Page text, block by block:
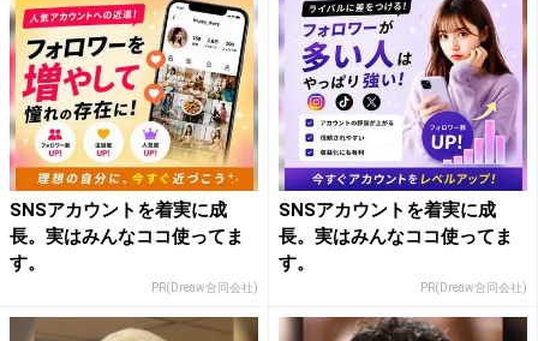
SNSアカウントを着実に成
長。実はみんなココ使ってま
す。
PR(Dreaw合同会社)
SNSアカウントを着実に成
長。実はみんなココ使ってま
す。
PR(Dreaw合同会社)